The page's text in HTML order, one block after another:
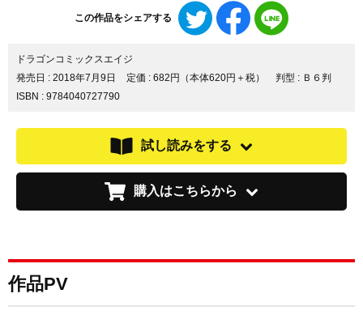
この作品をシェアする
Twitter
で
ア
Facebook
で
ア
で
ア
ドラゴンコミックスエイジ
発売日 : 2018年7月9日 定価 : 682円（本体620円＋税）
判型 : Ｂ６判
ISBN : 9784040727790
試し読みをする
購入はこちらから
作品PV